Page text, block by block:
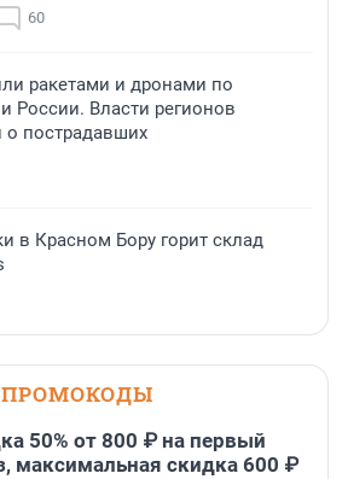
60
ракетами и дронами по
России. Власти регионов
пострадавших
в Красном Бору горит склад
ПРОМОКОДЫ
50% от 800 ₽ на первый
максимальная скидка 600 ₽